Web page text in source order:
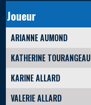
Joueur
ARIANNE AUMOND
KATHERINE TOURANGEAU
KARINE ALLARD
VALERIE ALLARD